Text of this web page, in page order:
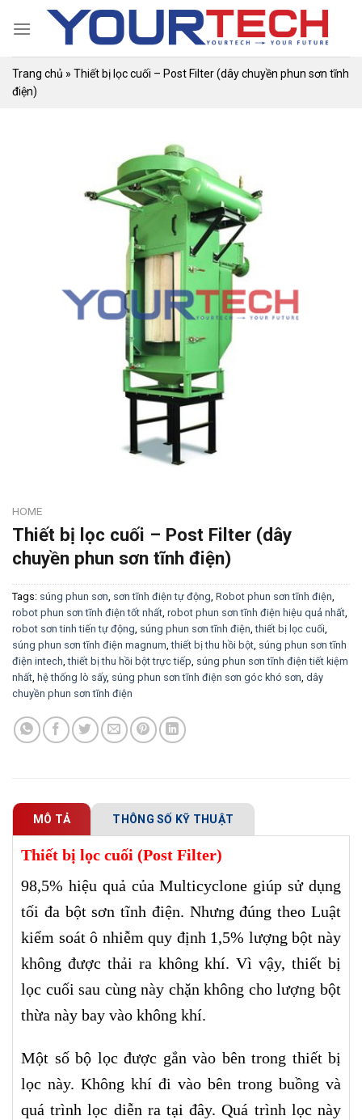
Trang chủ » Thiết bị lọc cuối – Post Filter (dây chuyền phun sơn tĩnh
điện)
HOME
Thiết bị lọc cuối – Post Filter (dây
chuyền phun sơn tĩnh điện)
Tags: súng phun sơn sơn tĩnh điện tự động Robot phun sơn tĩnh điện
robot phun sơn tĩnh điện tốt nhất robot phun sơn tĩnh điện hiệu quả nhất
robot sơn tinh tiến tự động súng phun sơn tĩnh điện ,thiết bị lọc cuối
súng phun sơn tĩnh điện magnum ,thiết bị thu hồi bột súng phun sơn tĩnh
điện intech ,thiết bị thu hồi bột trực tiếp súng phun sơn tĩnh điện tiết kiệm
nhất hệ thống lò sấy, súng phun sơn tĩnh điện sơn góc khó sơn dây
chuyền phun sơn tĩnh điện
MÔ TẢ THÔNG SỐ KỸ THUẬT
Thiết bị lọc cuối (Post Filter)
98,5% hiệu quả của Multicyclone giúp sử dụng
tối đa bột sơn tĩnh điện. Nhưng đúng theo Luật
kiểm soát ô nhiễm quy định 1,5% lượng bột này
không được thải ra không khí. Vì vậy, thiết bị
lọc cuối sau cùng này chặn không cho lượng bột
thừa này bay vào không khí.
Một số bộ lọc được gắn vào bên trong thiết bị
lọc này. Không khí đi vào bên trong buồng và
quá trình lọc diễn ra tại đây. Quá trình lọc này